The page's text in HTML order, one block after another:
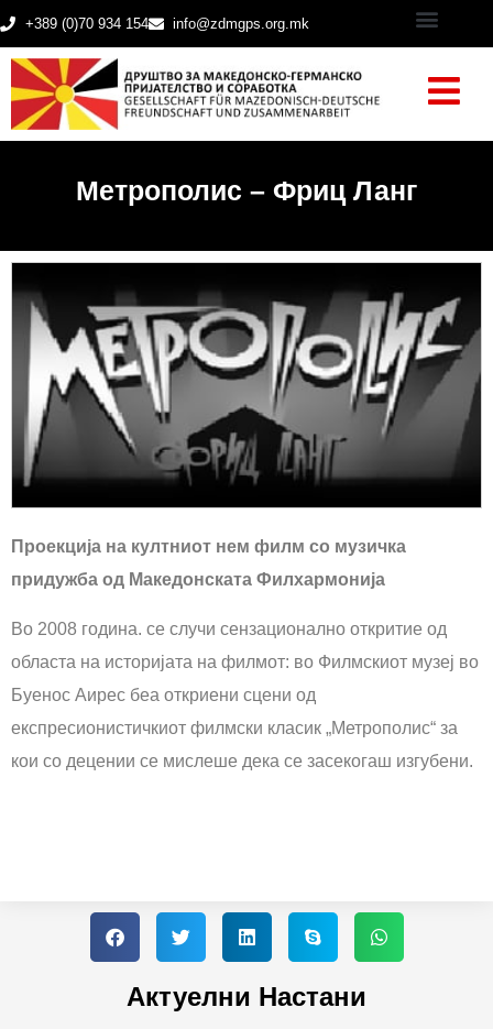
+389 (0)70 934 154 info@zdmgps.org.mk
Метрополис – Фриц Ланг
Проекција на култниот нем филм со музичка
придужба од Македонската Филхармонија
Во 2008 година. се случи сензационално откритие од
областа на историјата на филмот: во Филмскиот музеј во
Буенос Аирес беа откриени сцени од
експресионистичкиот филмски класик „Метрополис“ за
кои со децении се мислеше дека се засекогаш изгубени.
Актуелни Настани